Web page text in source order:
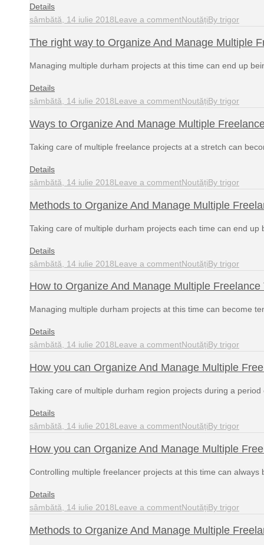
Details
sâmbătă, 14 iulie 2018Leave a commentNoutățiBy trigor
The right way to Organize And Manage Multiple
Managing multiple durham projects at this time can end up
Details
sâmbătă, 14 iulie 2018Leave a commentNoutățiBy trigor
Ways to Organize And Manage Multiple
Taking care of multiple freelance projects at a stretch can
Details
sâmbătă, 14 iulie 2018Leave a commentNoutățiBy trigor
Methods to Organize And Manage Multiple
Taking care of multiple durham projects each time can end
Details
sâmbătă, 14 iulie 2018Leave a commentNoutățiBy trigor
How to Organize And Manage Multiple
Managing multiple durham projects at this time can become
Details
sâmbătă, 14 iulie 2018Leave a commentNoutățiBy trigor
How you can Organize And Manage Multiple
Taking care of multiple durham region projects during a
Details
sâmbătă, 14 iulie 2018Leave a commentNoutățiBy trigor
How you can Organize And Manage Multiple
Controlling multiple freelancer projects at this time can
Details
sâmbătă, 14 iulie 2018Leave a commentNoutățiBy trigor
Methods to Organize And Manage Multiple